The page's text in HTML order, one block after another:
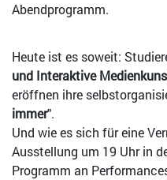
Abendprogramm.
Heute ist es soweit:
und Interaktive
eröffnen ihre
immer".
Und wie es sich für eine
Ausstellung um 19 Uhr in
Programm an